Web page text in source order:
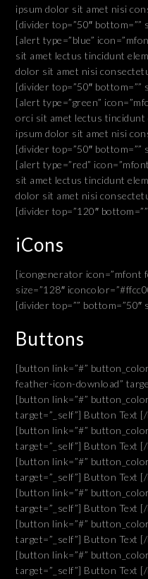
ipsum dolor sit amet nisi
[divider top=”50″ bottom=””
[alert type=”blue”
sit amet lectus tincidunt
dolor sit amet nisi
[divider top=”50″ bottom=””
[alert type=”green”
orci sit amet lectus tincidunt
ipsum dolor sit amet nisi
[divider top=”50″ bottom=””
[alert type=”red”
sit amet lectus tincidunt
dolor sit amet nisi
[divider top=”120″
iCons
[icongenerator icon=”mfont
size=”128″
[divider top=”” bottom=”50″
Buttons
[button link=”#”
feather-icon-download”
[button link=”#”
target=”_self”] Button Text
[button link=”#”
target=”_self”] Button Text
[button link=”#”
target=”_self”] Button Text
[button link=”#”
target=”_self”] Button Text
[button link=”#”
target=”_self”] Button Text
[button link=”#”
target=”_self”] Button Text